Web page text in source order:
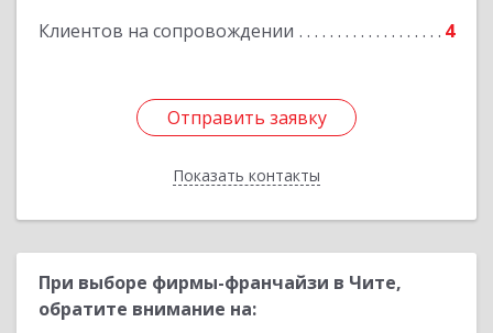
Клиентов на сопровождении 4
Отправить заявку
Показать контакты
Отправить заявку
Назад
При выборе фирмы-франчайзи в Чите,
обратите внимание на: